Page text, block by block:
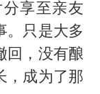
享至亲友
。只是大多
回，没有酿
，成为了那